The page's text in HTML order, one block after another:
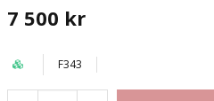
7 500 kr
F343